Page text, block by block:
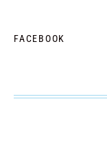
FACEBOOK